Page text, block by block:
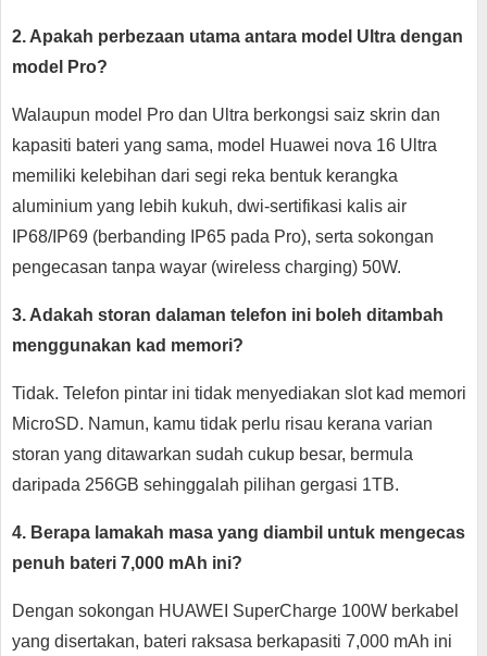
2. Apakah perbezaan utama antara model Ultra dengan
model Pro?
Walaupun model Pro dan Ultra berkongsi saiz skrin dan
kapasiti bateri yang sama, model Huawei nova 16 Ultra
memiliki kelebihan dari segi reka bentuk kerangka
aluminium yang lebih kukuh, dwi-sertifikasi kalis air
IP68/IP69 (berbanding IP65 pada Pro), serta sokongan
pengecasan tanpa wayar (wireless charging) 50W.
3. Adakah storan dalaman telefon ini boleh ditambah
menggunakan kad memori?
Tidak. Telefon pintar ini tidak menyediakan slot kad memori
MicroSD. Namun, kamu tidak perlu risau kerana varian
storan yang ditawarkan sudah cukup besar, bermula
daripada 256GB sehinggalah pilihan gergasi 1TB.
4. Berapa lamakah masa yang diambil untuk mengecas
penuh bateri 7,000 mAh ini?
Dengan sokongan HUAWEI SuperCharge 100W berkabel
yang disertakan, bateri raksasa berkapasiti 7,000 mAh ini